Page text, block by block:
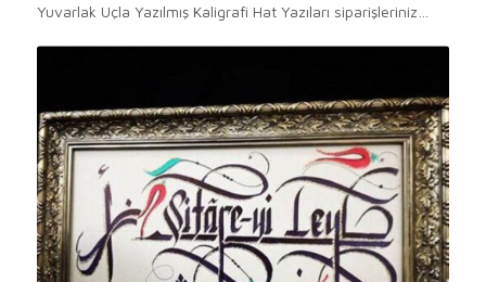
Yuvarlak Uçla Yazılmış Kaligrafi Hat Yazıları siparişleriniz…